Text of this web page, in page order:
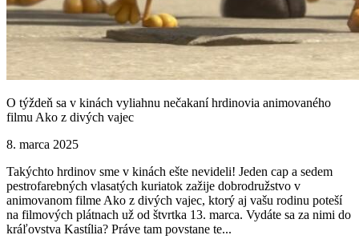
O týždeň sa v kinách vyliahnu nečakaní hrdinovia animovaného
filmu Ako z divých vajec
8. marca 2025
Takýchto hrdinov sme v kinách ešte nevideli! Jeden cap a sedem
pestrofarebných vlasatých kuriatok zažije dobrodružstvo v
animovanom filme Ako z divých vajec, ktorý aj vašu rodinu poteší
na filmových plátnach už od štvrtka 13. marca. Vydáte sa za nimi do
kráľovstva Kastília? Práve tam povstane te...